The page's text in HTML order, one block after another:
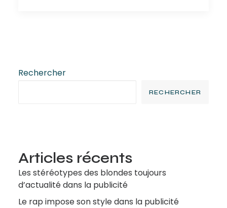
Rechercher
RECHERCHER
Articles récents
Les stéréotypes des blondes toujours
d’actualité dans la publicité
Le rap impose son style dans la publicité